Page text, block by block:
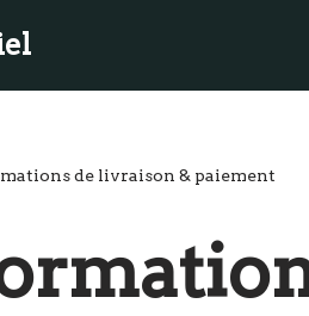
de livraison & paiement